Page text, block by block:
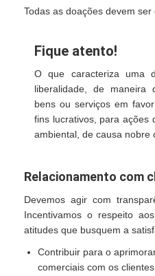
Todas as doações devem
Fique atento!
O que caracteriza uma
liberalidade, de maneira
bens ou serviços em
fins lucrativos, para ações
ambiental, de causa nobre
Relacionamento com
Devemos agir com
Incentivamos o respeito
atitudes que busquem a
Contribuir para o
comerciais com os